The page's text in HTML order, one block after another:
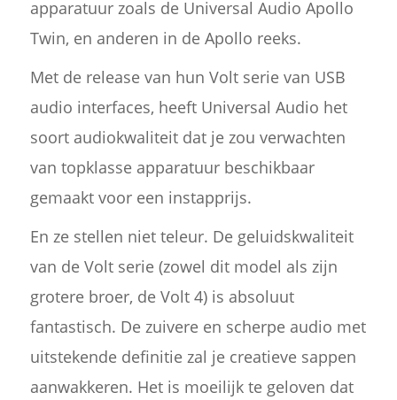
apparatuur zoals de Universal Audio Apollo
Twin, en anderen in de Apollo reeks.
Met de release van hun Volt serie van USB
audio interfaces, heeft Universal Audio het
soort audiokwaliteit dat je zou verwachten
van topklasse apparatuur beschikbaar
gemaakt voor een instapprijs.
En ze stellen niet teleur. De geluidskwaliteit
van de Volt serie (zowel dit model als zijn
grotere broer, de Volt 4) is absoluut
fantastisch. De zuivere en scherpe audio met
uitstekende definitie zal je creatieve sappen
aanwakkeren. Het is moeilijk te geloven dat